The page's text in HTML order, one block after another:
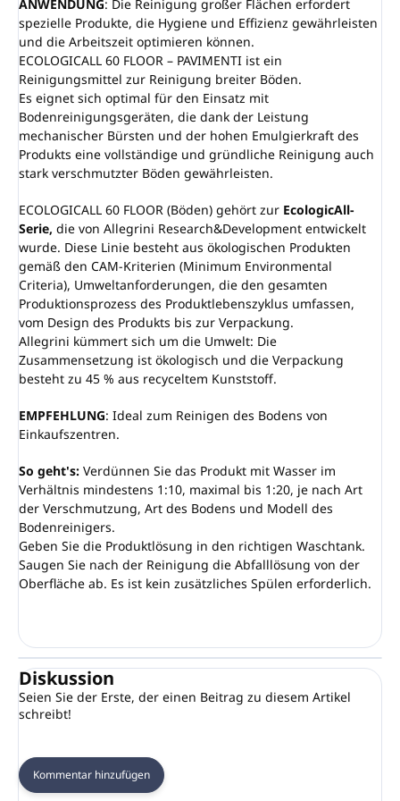
ANWENDUNG: Die Reinigung großer Flächen erfordert
spezielle Produkte, die Hygiene und Effizienz gewährleisten
und die Arbeitszeit optimieren können.
ECOLOGICALL 60 FLOOR – PAVIMENTI ist ein
Reinigungsmittel zur Reinigung breiter Böden.
Es eignet sich optimal für den Einsatz mit
Bodenreinigungsgeräten, die dank der Leistung
mechanischer Bürsten und der hohen Emulgierkraft des
Produkts eine vollständige und gründliche Reinigung auch
stark verschmutzter Böden gewährleisten.
ECOLOGICALL 60 FLOOR (Böden) gehört zur EcologicAll-
Serie, die von Allegrini Research&Development entwickelt
wurde. Diese Linie besteht aus ökologischen Produkten
gemäß den CAM-Kriterien (Minimum Environmental
Criteria), Umweltanforderungen, die den gesamten
Produktionsprozess des Produktlebenszyklus umfassen,
vom Design des Produkts bis zur Verpackung.
Allegrini kümmert sich um die Umwelt: Die
Zusammensetzung ist ökologisch und die Verpackung
besteht zu 45 % aus recyceltem Kunststoff.
EMPFEHLUNG: Ideal zum Reinigen des Bodens von
Einkaufszentren.
So geht's: Verdünnen Sie das Produkt mit Wasser im
Verhältnis mindestens 1:10, maximal bis 1:20, je nach Art
der Verschmutzung, Art des Bodens und Modell des
Bodenreinigers.
Geben Sie die Produktlösung in den richtigen Waschtank.
Saugen Sie nach der Reinigung die Abfalllösung von der
Oberfläche ab. Es ist kein zusätzliches Spülen erforderlich.
Diskussion
Seien Sie der Erste, der einen Beitrag zu diesem Artikel
schreibt!
Kommentar hinzufügen